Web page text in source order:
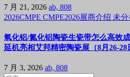
7 月 21, 2026 ab, 808
2026CMPE CMPE2026展商介绍 未
氧化铝/氮化铝陶瓷生瓷带怎么高效
延机亮相艾邦精密陶瓷展（8月26-28
7 月 3, 2026 ab, 808